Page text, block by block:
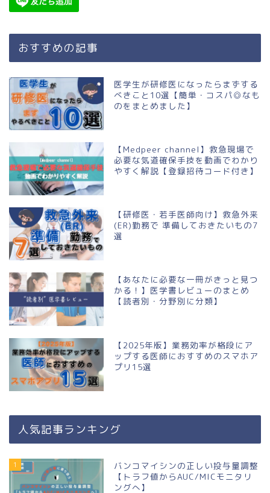
おすすめの記事
医学生が研修医になったらまずする
べきこと10選【簡単・コスパ◎なも
のをまとめました】
【Medpeer channel】救急現場で
必要な気道確保手技を動画でわかり
やすく解説【登録招待コード付き】
【研修医・若手医師向け】救急外来
(ER)勤務で 準備しておきたいもの7
選
【あなたに必要な一冊がきっと見つ
かる！】医学書レビューのまとめ
【読者別・分野別に分類】
【2025年版】業務効率が格段にア
ップする医師におすすめのスマホア
プリ15選
人気記事ランキング
1
バンコマイシンの正しい投与量調整
【トラフ値からAUC/MICモニタリ
ングへ】